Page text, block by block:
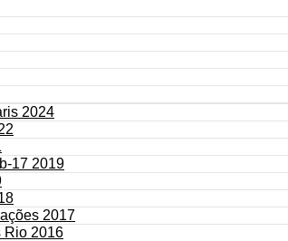
2024
17 2019
2017
Rio 2016